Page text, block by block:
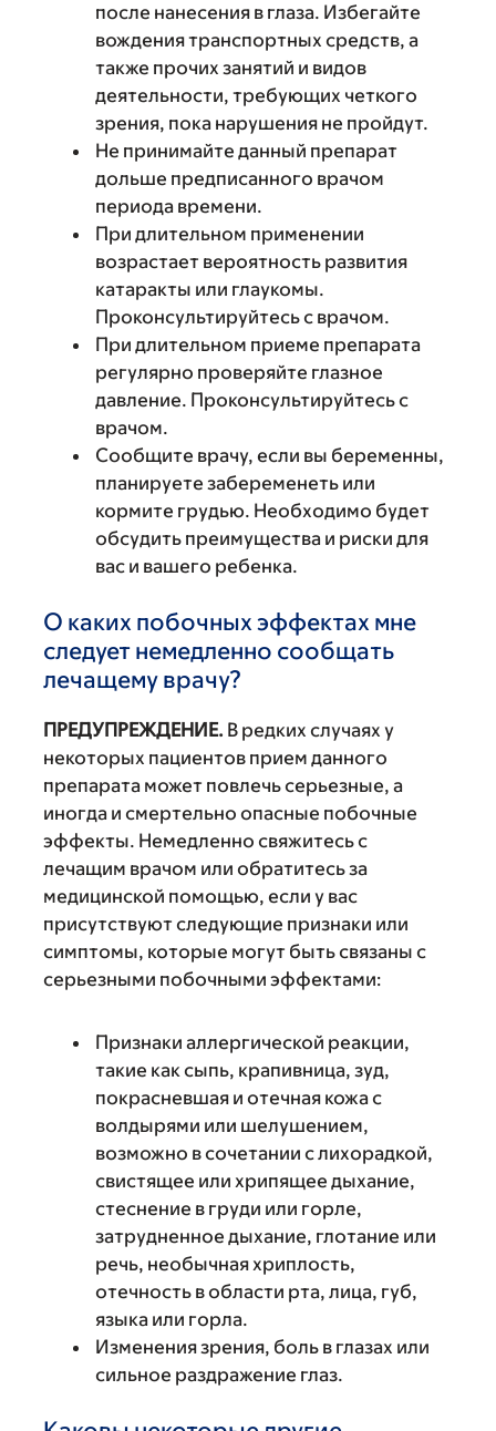
после нанесения в глаза. Избегайте
вождения транспортных средств, а
также прочих занятий и видов
деятельности, требующих четкого
зрения, пока нарушения не пройдут.
Не принимайте данный препарат
дольше предписанного врачом
периода времени.
При длительном применении
возрастает вероятность развития
катаракты или глаукомы.
Проконсультируйтесь с врачом.
При длительном приеме препарата
регулярно проверяйте глазное
давление. Проконсультируйтесь с
врачом.
Сообщите врачу, если вы беременны,
планируете забеременеть или
кормите грудью. Необходимо будет
обсудить преимущества и риски для
вас и вашего ребенка.
О каких побочных эффектах мне
следует немедленно сообщать
лечащему врачу?
ПРЕДУПРЕЖДЕНИЕ. В редких случаях у
некоторых пациентов прием данного
препарата может повлечь серьезные, а
иногда и смертельно опасные побочные
эффекты. Немедленно свяжитесь с
лечащим врачом или обратитесь за
медицинской помощью, если у вас
присутствуют следующие признаки или
симптомы, которые могут быть связаны с
серьезными побочными эффектами:
Признаки аллергической реакции,
такие как сыпь, крапивница, зуд,
покрасневшая и отечная кожа с
волдырями или шелушением,
возможно в сочетании с лихорадкой,
свистящее или хрипящее дыхание,
стеснение в груди или горле,
затрудненное дыхание, глотание или
речь, необычная хриплость,
отечность в области рта, лица, губ,
языка или горла.
Изменения зрения, боль в глазах или
сильное раздражение глаз.